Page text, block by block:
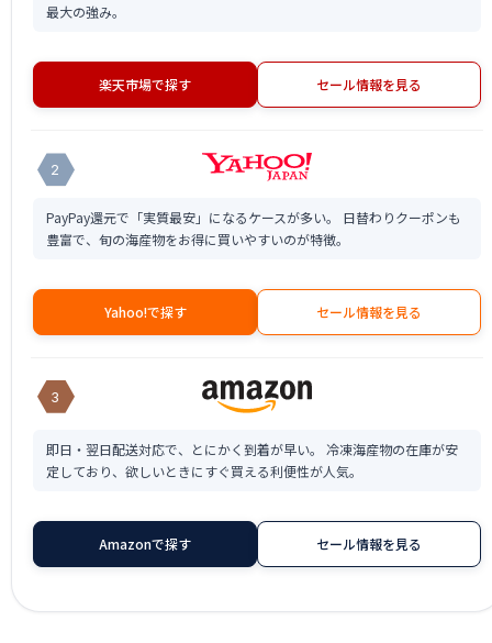
最大の強み。
楽天市場で探す セール情報を見る
2
PayPay還元で「実質最安」になるケースが多い。 日替わりクーポンも
豊富で、旬の海産物をお得に買いやすいのが特徴。
Yahoo!で探す セール情報を見る
3
即日・翌日配送対応で、とにかく到着が早い。 冷凍海産物の在庫が安
定しており、欲しいときにすぐ買える利便性が人気。
Amazonで探す セール情報を見る